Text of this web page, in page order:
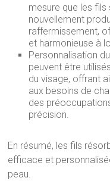
mesure que les
nouvellement
raffermissement,
et harmonieuse à
Personnalisation
peuvent être
du visage, offrant
aux besoins de
des
précision.
En résumé, les fils
efficace et
peau.